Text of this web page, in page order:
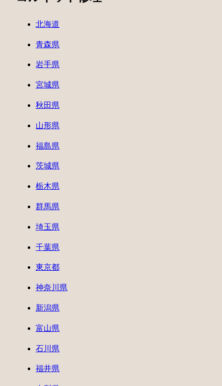
北海道
青森県
岩手県
宮城県
秋田県
山形県
福島県
茨城県
栃木県
群馬県
埼玉県
千葉県
東京都
神奈川県
新潟県
富山県
石川県
福井県